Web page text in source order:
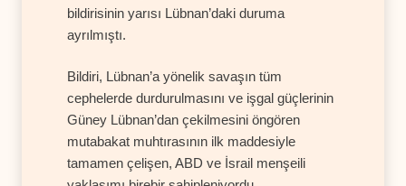
bildirisinin yarısı Lübnan’daki duruma
ayrılmıştı.
Bildiri, Lübnan’a yönelik savaşın tüm
cephelerde durdurulmasını ve işgal güçlerinin
Güney Lübnan’dan çekilmesini öngören
mutabakat muhtırasının ilk maddesiyle
tamamen çelişen, ABD ve İsrail menşeili